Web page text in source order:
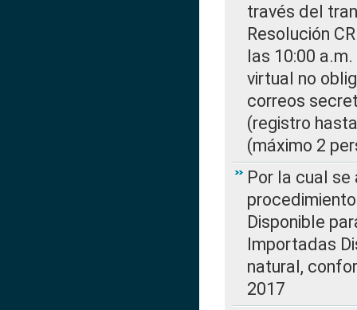
través del
Resolución
las 10:00
virtual no
correos
(registro
(máximo 2
Por la cual
Disponible
Importadas
natural,
2017